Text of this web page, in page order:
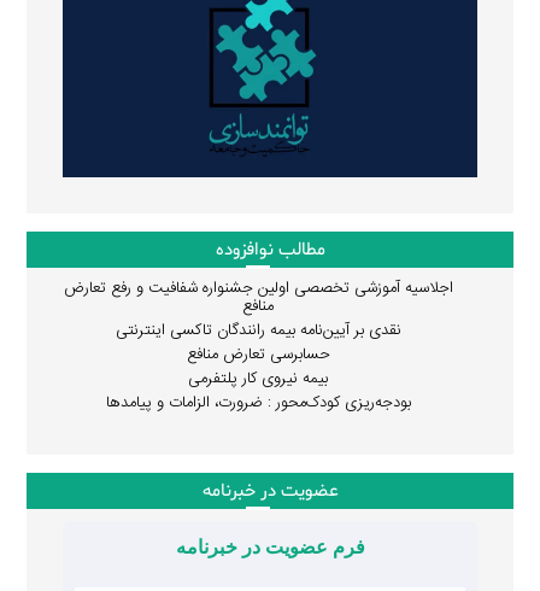
مطالب نوافزوده
اجلاسیه آموزشی تخصصی اولین جشنواره شفافیت و رفع تعارض
منافع
نقدی بر آیین‌نامه بیمه رانندگان تاکسی اینترنتی
حسابرسی تعارض منافع
بیمه نیروی کار پلتفرمی
بودجه‌ریزی کودک‌محور : ضرورت، الزامات و پیامدها
عضویت در خبرنامه
فرم عضویت در خبرنامه